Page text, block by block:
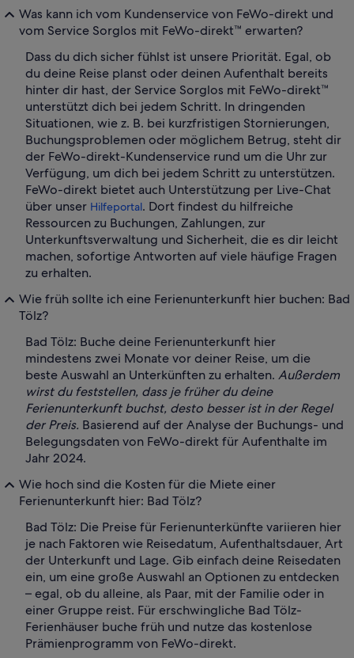
Was kann ich vom Kundenservice von FeWo-direkt und
vom Service Sorglos mit FeWo-direkt™ erwarten?
Dass du dich sicher fühlst ist unsere Priorität. Egal, ob
du deine Reise planst oder deinen Aufenthalt bereits
hinter dir hast, der Service Sorglos mit FeWo-direkt™
unterstützt dich bei jedem Schritt. In dringenden
Situationen, wie z. B. bei kurzfristigen Stornierungen,
Buchungsproblemen oder möglichem Betrug, steht dir
der FeWo-direkt-Kundenservice rund um die Uhr zur
Verfügung, um dich bei jedem Schritt zu unterstützen.
FeWo-direkt bietet auch Unterstützung per Live-Chat
über unser Hilfeportal. Dort findest du hilfreiche
Ressourcen zu Buchungen, Zahlungen, zur
Unterkunftsverwaltung und Sicherheit, die es dir leicht
machen, sofortige Antworten auf viele häufige Fragen
zu erhalten.
Wie früh sollte ich eine Ferienunterkunft hier buchen: Bad
Tölz?
Bad Tölz: Buche deine Ferienunterkunft hier
mindestens zwei Monate vor deiner Reise, um die
beste Auswahl an Unterkünften zu erhalten. Außerdem
wirst du feststellen, dass je früher du deine
Ferienunterkunft buchst, desto besser ist in der Regel
der Preis. Basierend auf der Analyse der Buchungs- und
Belegungsdaten von FeWo-direkt für Aufenthalte im
Jahr 2024.
Wie hoch sind die Kosten für die Miete einer
Ferienunterkunft hier: Bad Tölz?
Bad Tölz: Die Preise für Ferienunterkünfte variieren hier
je nach Faktoren wie Reisedatum, Aufenthaltsdauer, Art
der Unterkunft und Lage. Gib einfach deine Reisedaten
ein, um eine große Auswahl an Optionen zu entdecken
– egal, ob du alleine, als Paar, mit der Familie oder in
einer Gruppe reist. Für erschwingliche Bad Tölz-
Ferienhäuser buche früh und nutze das kostenlose
Prämienprogramm von FeWo-direkt.